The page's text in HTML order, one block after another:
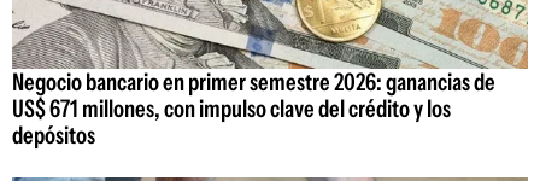
Negocio bancario en primer semestre 2026: ganancias de
US$ 671 millones, con impulso clave del crédito y los
depósitos